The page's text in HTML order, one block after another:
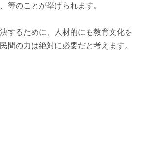
等のことが挙げられます。
するために、人材的にも教育文化を
間の力は絶対に必要だと考えます。